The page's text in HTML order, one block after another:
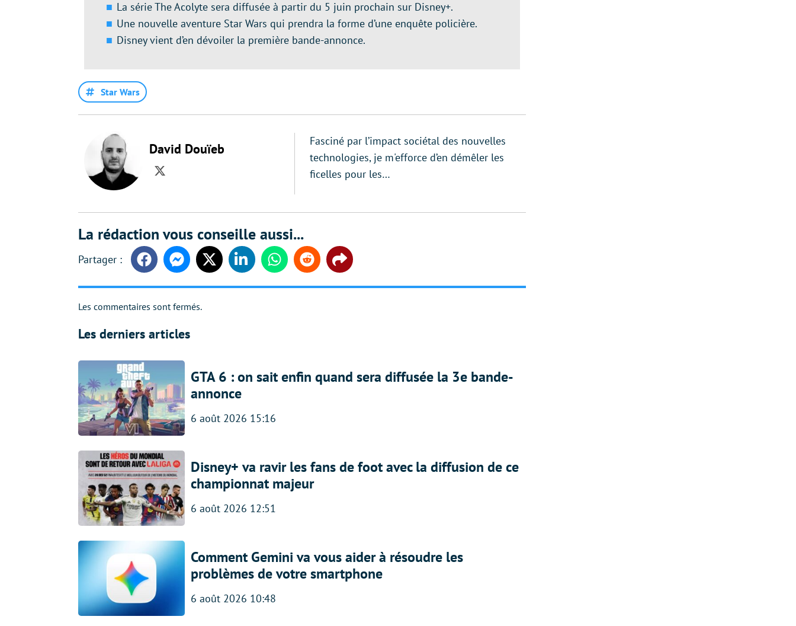
La série The Acolyte sera diffusée à partir du 5 juin prochain sur Disney+.
Une nouvelle aventure Star Wars qui prendra la forme d’une enquête policière.
Disney vient d’en dévoiler la première bande-annonce.
Star Wars
David Douïeb
Twitter
Fasciné par l’impact sociétal des nouvelles
technologies, je m'efforce d’en démêler les
ficelles pour les…
La rédaction vous conseille aussi...
FacebookMessengerTwitter LinkedinWhatsappReddit Share
Les commentaires sont fermés.
Les derniers articles
GTA 6 : on sait enfin quand sera diffusée la 3e bande-
annonce
6 août 2026 15:16
Disney+ va ravir les fans de foot avec la diffusion de ce
championnat majeur
6 août 2026 12:51
Comment Gemini va vous aider à résoudre les
problèmes de votre smartphone
6 août 2026 10:48